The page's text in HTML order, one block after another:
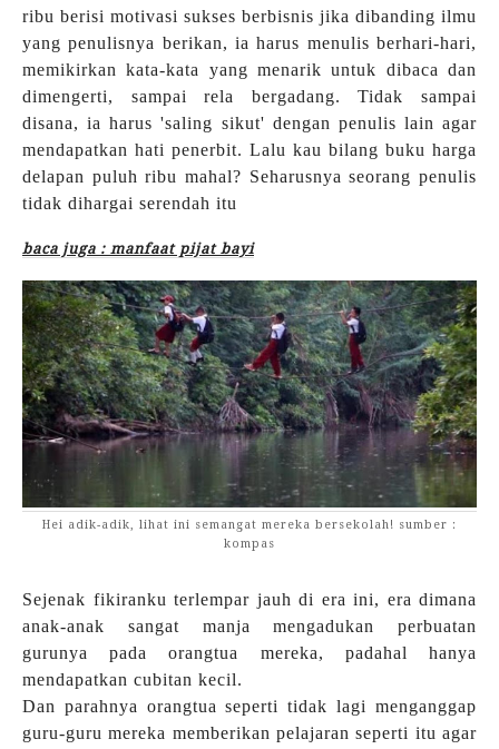
ribu berisi motivasi sukses berbisnis jika dibanding ilmu
yang penulisnya berikan, ia harus menulis berhari-hari,
memikirkan kata-kata yang menarik untuk dibaca dan
dimengerti, sampai rela bergadang. Tidak sampai
disana, ia harus 'saling sikut' dengan penulis lain agar
mendapatkan hati penerbit. Lalu kau bilang buku harga
delapan puluh ribu mahal? Seharusnya seorang penulis
tidak dihargai serendah itu
baca juga : manfaat pijat bayi
Hei adik-adik, lihat ini semangat mereka bersekolah! sumber :
kompas
Sejenak fikiranku terlempar jauh di era ini, era dimana
anak-anak sangat manja mengadukan perbuatan
gurunya pada orangtua mereka, padahal hanya
mendapatkan cubitan kecil.
Dan parahnya orangtua seperti tidak lagi menganggap
guru-guru mereka memberikan pelajaran seperti itu agar